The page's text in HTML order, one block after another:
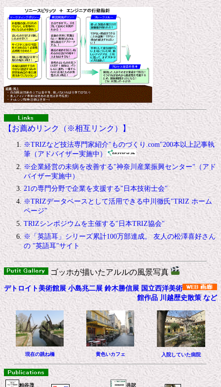
【お薦めリンク（※相互リンク）】
※TRIZなど技法専門家紹介"ものづくり.com"200本以上記事執
筆（アドバイザー実施中）
※企業経営の未病を改善する"神奈川産業振興センター"（アド
バイザー実施中）
21の専門分野で企業を支援する"日本技術士会"
※TRIZデータベースとして活用できる中川徹氏"TRIZ ホーム
ページ"
TRIZシンポジウムを主催する"日本TRIZ協会"
※「英語耳」シリーズ累計100万部達成。 友人の松澤喜好さん
の "英語耳"サイト
ゴッホが描いたアルルの風景写真
デトロイト美術館展 小島兆二展 鈴木勝信展 国立西洋美術
館作品 川越歴史散策 など
現在の跳ね橋 黄色いカフェ 入院していた病院
粕谷茂 共訳